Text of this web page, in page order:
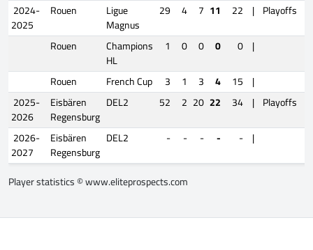
2024-
2025
Rouen
Ligue
Magnus
29 4 7 11 22 | Playoffs
Rouen
Champions
HL
1 0 0 0 0 |
Rouen
French Cup 3 1 3 4 15 |
2025-
2026
Eisbären
Regensburg
DEL2 52 2 20 22 34 | Playoffs
2026-
2027
Eisbären
Regensburg
DEL2 - - - - - |
Player statistics ©www.eliteprospects.com